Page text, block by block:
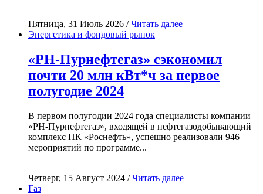
Пятница, 31 Июль 2026 /Читать далее
Энергетика и фондовый рынок
«РН-Пурнефтегаз» сэкономил
почти 20 млн кВт*ч за первое
полугодие 2024
В первом полугодии 2024 года специалисты компании
«РН-Пурнефтегаз», входящей в нефтегазодобывающий
комплекс НК «Роснефть», успешно реализовали 946
мероприятий по программе...
Четверг, 15 Август 2024 /Читать далее
Газ